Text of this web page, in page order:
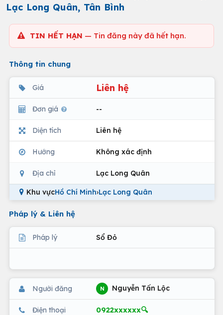
Lạc Long Quân, Tân Bình
TIN HẾT HẠN — Tin đăng này đã hết hạn.
Thông tin chung
Giá Liên hệ
Đơn giá --
Diện tích Liên hệ
Hướng Không xác định
Địa chỉ Lạc Long Quân
Khu vựcHồ Chí Minh›Lạc Long Quân
Pháp lý & Liên hệ
Pháp lý Sổ Đỏ
Người đăng N Nguyễn Tấn Lộc
Điện thoại 0922xxxxxx🔍